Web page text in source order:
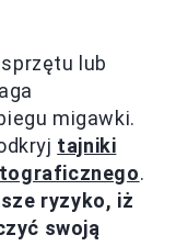
lub
migawki.
tajniki
.
ryzyko, iż
swoją